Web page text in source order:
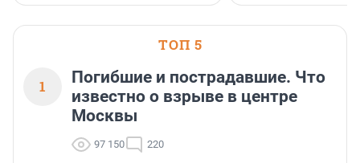
ТОП 5
1
Погибшие и пострадавшие. Что
известно о взрыве в центре
Москвы
97 150 220